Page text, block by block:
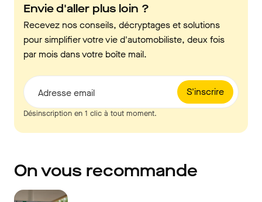
Envie d'aller plus loin ?
Recevez nos conseils, décryptages et solutions
pour simplifier votre vie d'automobiliste, deux fois
par mois dans votre boîte mail.
S'inscrire
Adresse email
Désinscription en 1 clic à tout moment.
On vous recommande